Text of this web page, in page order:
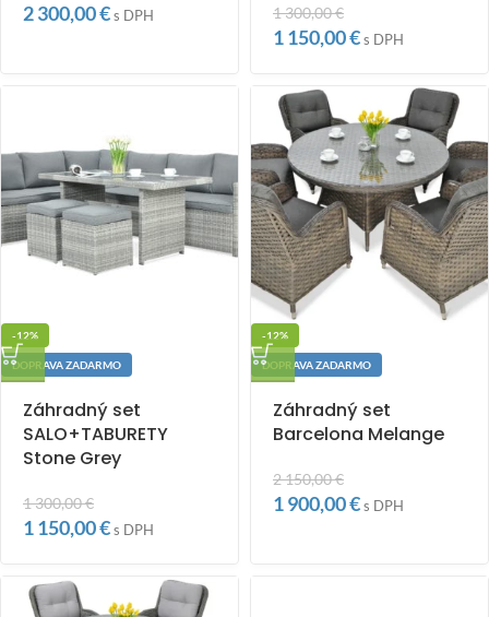
2 300,00€s DPH 1 300,00€
1 150,00€s DPH
-12%
DOPRAVA ZADARMO
Záhradný set
SALO+TABURETY
Stone Grey
1 300,00€
1 150,00€s DPH
-12%
DOPRAVA ZADARMO
Záhradný set
Barcelona Melange
2 150,00€
1 900,00€s DPH